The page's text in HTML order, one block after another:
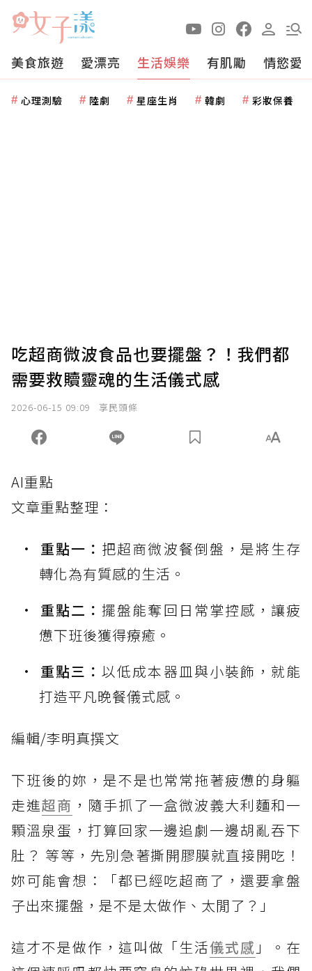
美食旅遊 愛漂亮 生活娛樂 有肌勵 情慾愛
心理測驗 陸劇 星座生肖 韓劇 彩妝保養
吃超商微波食品也要擺盤？！我們都
需要救贖靈魂的生活儀式感
2026-06-15 09:09 享民頭條
AI重點
文章重點整理：
重點一： 把超商微波餐倒盤，是將生存
轉化為有質感的生活。
重點二：擺盤能奪回日常掌控感，讓疲
憊下班後獲得療癒。
重點三：以低成本器皿與小裝飾，就能
打造平凡晚餐儀式感。
編輯/李明真撰文
下班後的妳，是不是也常常拖著疲憊的身軀
走進超商 ，隨手抓了一盒微波義大利麵和一
顆溫泉蛋，打算回家一邊追劇一邊胡亂吞下
肚？ 等等，先別急著撕開膠膜就直接開吃！
妳可能會想：「都已經吃超商了，還要拿盤
子出來擺盤，是不是太做作、太閒了？」
這才不是做作，這叫做「生活儀式感 」。在